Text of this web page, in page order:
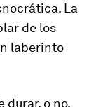
La
de los
laberinto
o no,